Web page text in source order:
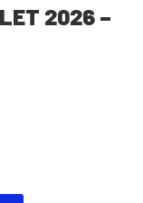
2026 –